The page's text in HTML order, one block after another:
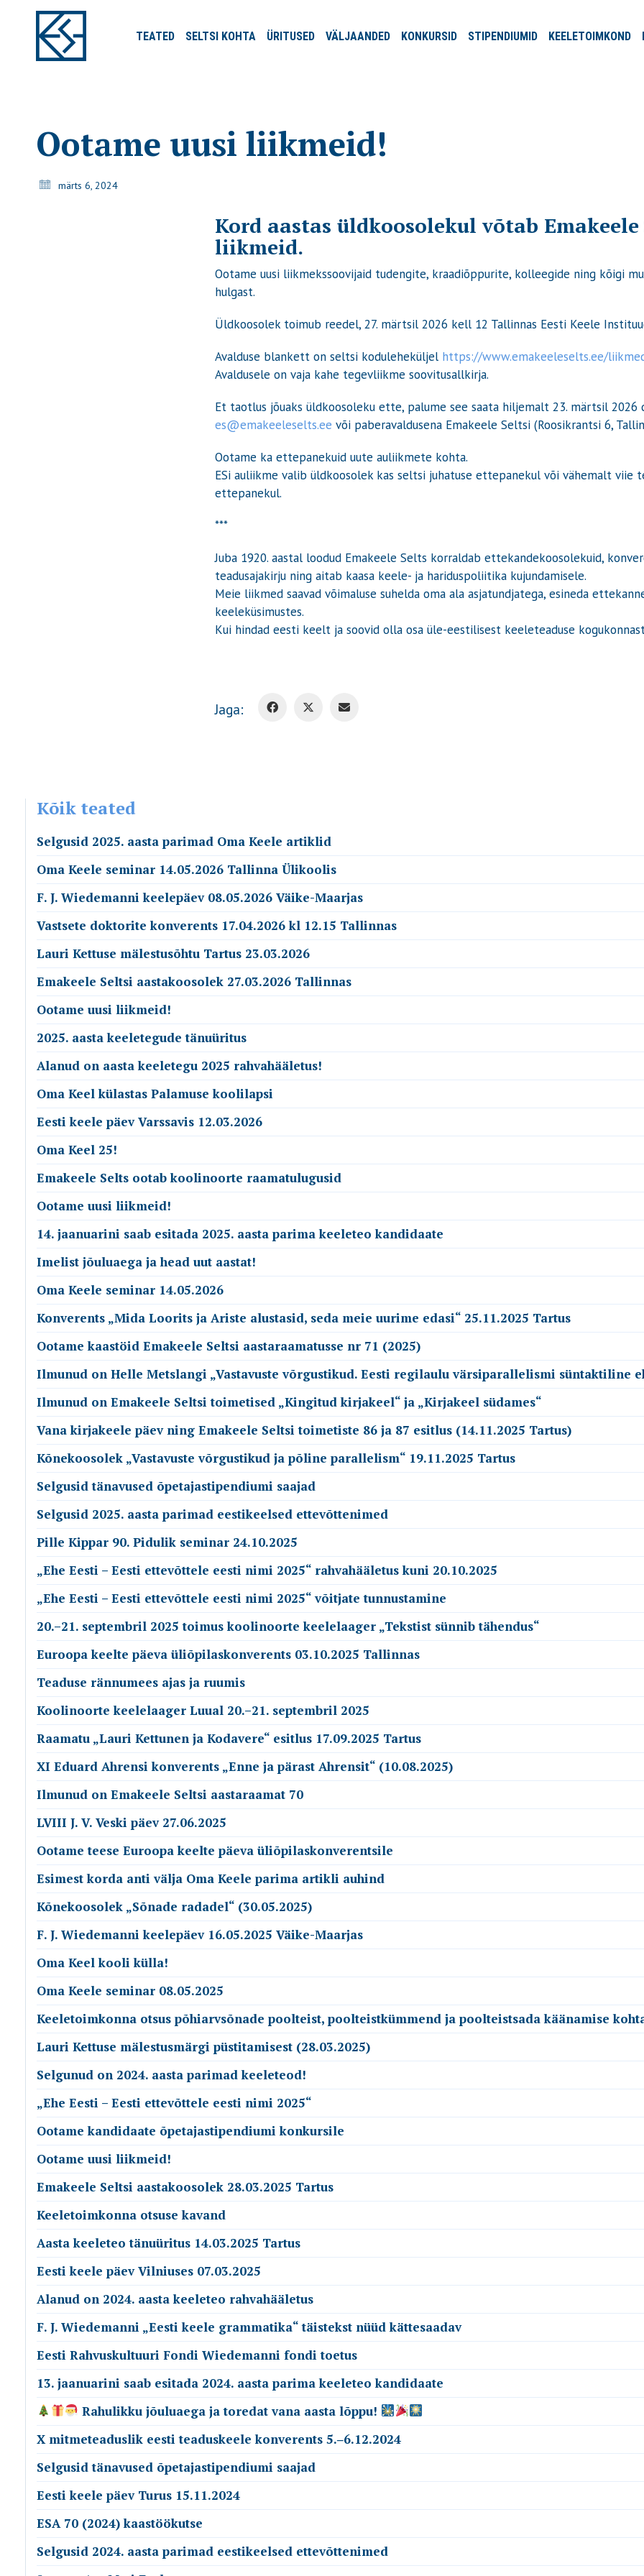
TEATED SELTSI KOHTA ÜRITUSED VÄLJAANDED KONKURSID STIPENDIUMID KEELETOIMKOND
Ootame uusi liikmeid!
märts 6, 2024
Kord aastas üldkoosolekul võtab
liikmeid.
Ootame uusi liikmekssoovijaid tudengite, kraadiõppurite, kolleegide ning kõigi
hulgast.
Üldkoosolek toimub reedel, 27. märtsil 2026 kell 12 Tallinnas Eesti Keele
Avalduse blankett on seltsi koduleheküljel https://www.emakeeleselts.ee/
Avaldusele on vaja kahe tegevliikme soovitusallkirja.
Et taotlus jõuaks üldkoosoleku ette, palume see saata hiljemalt 23. märtsil 2026
es@emakeeleselts.ee või paberavaldusena Emakeele Seltsi (Roosikrantsi 6,
Ootame ka ettepanekuid uute auliikmete kohta.
ESi auliikme valib üldkoosolek kas seltsi juhatuse ettepanekul või vähemalt viie
ettepanekul.
***
Juba 1920. aastal loodud Emakeele Selts korraldab ettekandekoosolekuid,
teadusajakirju ning aitab kaasa keele- ja hariduspoliitika kujundamisele.
Meie liikmed saavad võimaluse suhelda oma ala asjatundjatega, esineda
keeleküsimustes.
Kui hindad eesti keelt ja soovid olla osa üle-eestilisest keeleteaduse
Jaga:
Kõik teated
Selgusid 2025. aasta parimad Oma Keele artiklid
Oma Keele seminar 14.05.2026 Tallinna Ülikoolis
F. J. Wiedemanni keelepäev 08.05.2026 Väike-Maarjas
Vastsete doktorite konverents 17.04.2026 kl 12.15 Tallinnas
Lauri Kettuse mälestusõhtu Tartus 23.03.2026
Emakeele Seltsi aastakoosolek 27.03.2026 Tallinnas
Ootame uusi liikmeid!
2025. aasta keeletegude tänuüritus
Alanud on aasta keeletegu 2025 rahvahääletus!
Oma Keel külastas Palamuse koolilapsi
Eesti keele päev Varssavis 12.03.2026
Oma Keel 25!
Emakeele Selts ootab koolinoorte raamatulugusid
Ootame uusi liikmeid!
14. jaanuarini saab esitada 2025. aasta parima keeleteo kandidaate
Imelist jõuluaega ja head uut aastat!
Oma Keele seminar 14.05.2026
Konverents „Mida Loorits ja Ariste alustasid, seda meie uurime edasi“ 25.11.2025 Tartus
Ootame kaastöid Emakeele Seltsi aastaraamatusse nr 71 (2025)
Ilmunud on Helle Metslangi „Vastavuste võrgustikud. Eesti regilaulu värsiparallelismi süntaktiline
Ilmunud on Emakeele Seltsi toimetised „Kingitud kirjakeel“ ja „Kirjakeel südames“
Vana kirjakeele päev ning Emakeele Seltsi toimetiste 86 ja 87 esitlus (14.11.2025 Tartus)
Kõnekoosolek „Vastavuste võrgustikud ja põline parallelism“ 19.11.2025 Tartus
Selgusid tänavused õpetajastipendiumi saajad
Selgusid 2025. aasta parimad eestikeelsed ettevõttenimed
Pille Kippar 90. Pidulik seminar 24.10.2025
„Ehe Eesti – Eesti ettevõttele eesti nimi 2025“ rahvahääletus kuni 20.10.2025
„Ehe Eesti – Eesti ettevõttele eesti nimi 2025“ võitjate tunnustamine
20.–21. septembril 2025 toimus koolinoorte keelelaager „Tekstist sünnib tähendus“
Euroopa keelte päeva üliõpilaskonverents 03.10.2025 Tallinnas
Teaduse rännumees ajas ja ruumis
Koolinoorte keelelaager Luual 20.–21. septembril 2025
Raamatu „Lauri Kettunen ja Kodavere“ esitlus 17.09.2025 Tartus
XI Eduard Ahrensi konverents „Enne ja pärast Ahrensit“ (10.08.2025)
Ilmunud on Emakeele Seltsi aastaraamat 70
LVIII J. V. Veski päev 27.06.2025
Ootame teese Euroopa keelte päeva üliõpilaskonverentsile
Esimest korda anti välja Oma Keele parima artikli auhind
Kõnekoosolek „Sõnade radadel“ (30.05.2025)
F. J. Wiedemanni keelepäev 16.05.2025 Väike-Maarjas
Oma Keel kooli külla!
Oma Keele seminar 08.05.2025
Keeletoimkonna otsus põhiarvsõnade poolteist, poolteistkümmend ja poolteistsada käänamise
Lauri Kettuse mälestusmärgi püstitamisest (28.03.2025)
Selgunud on 2024. aasta parimad keeleteod!
„Ehe Eesti – Eesti ettevõttele eesti nimi 2025“
Ootame kandidaate õpetajastipendiumi konkursile
Ootame uusi liikmeid!
Emakeele Seltsi aastakoosolek 28.03.2025 Tartus
Keeletoimkonna otsuse kavand
Aasta keeleteo tänuüritus 14.03.2025 Tartus
Eesti keele päev Vilniuses 07.03.2025
Alanud on 2024. aasta keeleteo rahvahääletus
F. J. Wiedemanni „Eesti keele grammatika“ täistekst nüüd kättesaadav
Eesti Rahvuskultuuri Fondi Wiedemanni fondi toetus
13. jaanuarini saab esitada 2024. aasta parima keeleteo kandidaate
Rahulikku jõuluaega ja toredat vana aasta lõppu!
X mitmeteaduslik eesti teaduskeele konverents 5.‒6.12.2024
Selgusid tänavused õpetajastipendiumi saajad
Eesti keele päev Turus 15.11.2024
ESA 70 (2024) kaastöökutse
Selgusid 2024. aasta parimad eestikeelsed ettevõttenimed